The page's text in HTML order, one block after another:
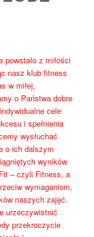
z miłości
nasz klub fitness
w miłej,
o Państwa dobre
cele
i spełnienia
wysłuchać
o ich dalszym
wyników.
– czyli Fitness, a
wymaganiom,
naszych zajęć.
urzeczywistnić
przekroczycie